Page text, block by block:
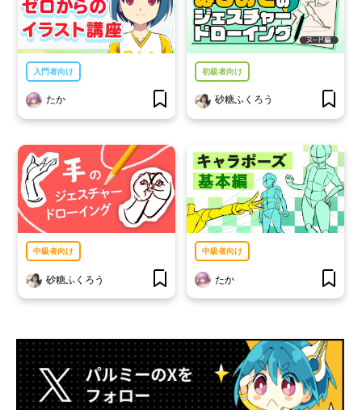
入門者向け
たか
初級者向け
砂糖ふくろう
中級者向け
砂糖ふくろう
中級者向け
たか